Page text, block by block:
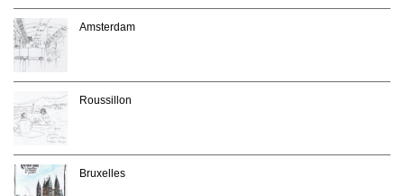
Amsterdam
Roussillon
Bruxelles